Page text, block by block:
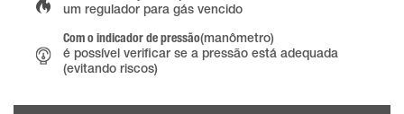
um regulador para gás vencido
Com o indicador de pressão(manômetro)
é possível verificar se a pressão está adequada
(evitando riscos)